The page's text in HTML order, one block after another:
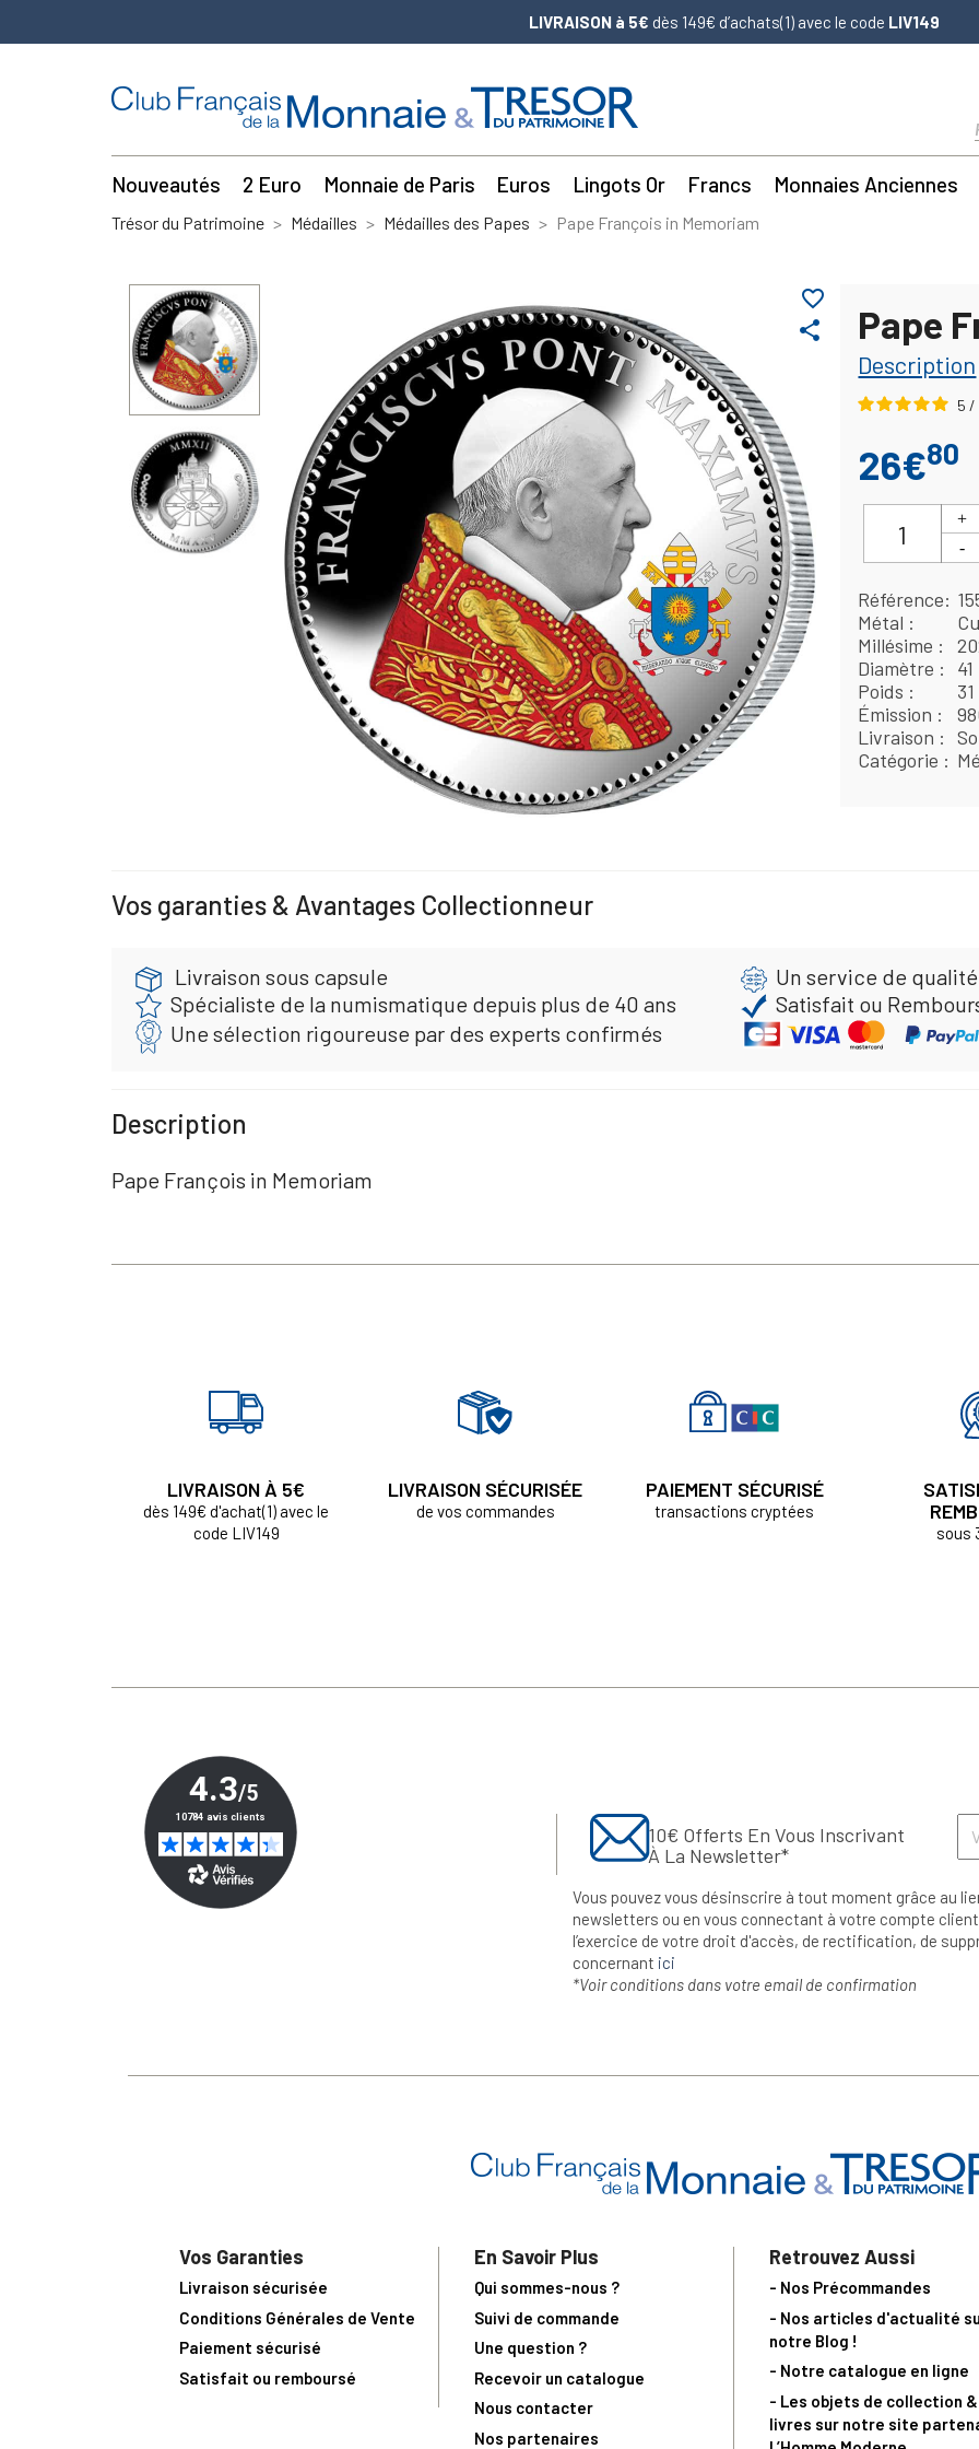
LIVRAISON à 5€ dès 149€ d’achats(1) avec le code LIV149
Nouveautés 2 Euro Monnaie de Paris Euros Lingots Or Francs Monnaies Anciennes
Trésor du Patrimoine Médailles Médailles des Papes Pape François in Memoriam
share
favorite_border
Pape
Description
5 /
26€80
Référence
Métal
Millésime
Diamètre
Poids
Émission
Livraison
Catégorie
Vos garanties & Avantages Collectionneur
Livraison sous capsule
Un service de
Spécialiste de la numismatique depuis plus de 40 ans
Satisfait ou
Une sélection rigoureuse par des experts confirmés
Description
Pape François in Memoriam
LIVRAISON À 5€
dès 149€ d'achat(1) avec le
code LIV149
LIVRAISON SÉCURISÉE
de vos commandes
PAIEMENT SÉCURISÉ
transactions cryptées
sous
10€ Offerts En Vous Inscrivant
À La Newsletter*
Vous pouvez vous désinscrire à tout moment grâce au
newsletters ou en vous connectant à votre compte
l’exercice de votre droit d'accès, de rectification, de
concernant ici
*Voir conditions dans votre email de confirmation
Vos Garanties
Livraison sécurisée
Conditions Générales de Vente
Paiement sécurisé
Satisfait ou remboursé
En Savoir Plus
Qui sommes-nous ?
Suivi de commande
Une question ?
Recevoir un catalogue
Nous contacter
Nos partenaires
Retrouvez Aussi
- Nos Précommandes
- Nos articles d'actualité
notre Blog !
- Notre catalogue en ligne
- Les objets de collection
livres sur notre site